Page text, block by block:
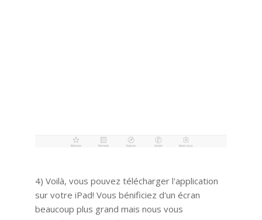
4) Voilà, vous pouvez télécharger l'application
sur votre iPad! Vous bénificiez d'un écran
beaucoup plus grand mais nous vous